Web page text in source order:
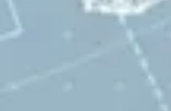
DEL “DE